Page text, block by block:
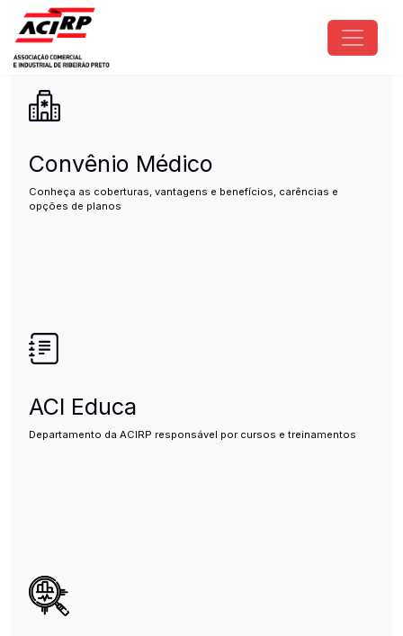
Pular para o conteúdo principal
ACIRP - Associação Comercial
Convênio Médico
Conheça as coberturas, vantagens e benefícios, carências e
opções de planos
ACI Educa
Departamento da ACIRP responsável por cursos e treinamentos